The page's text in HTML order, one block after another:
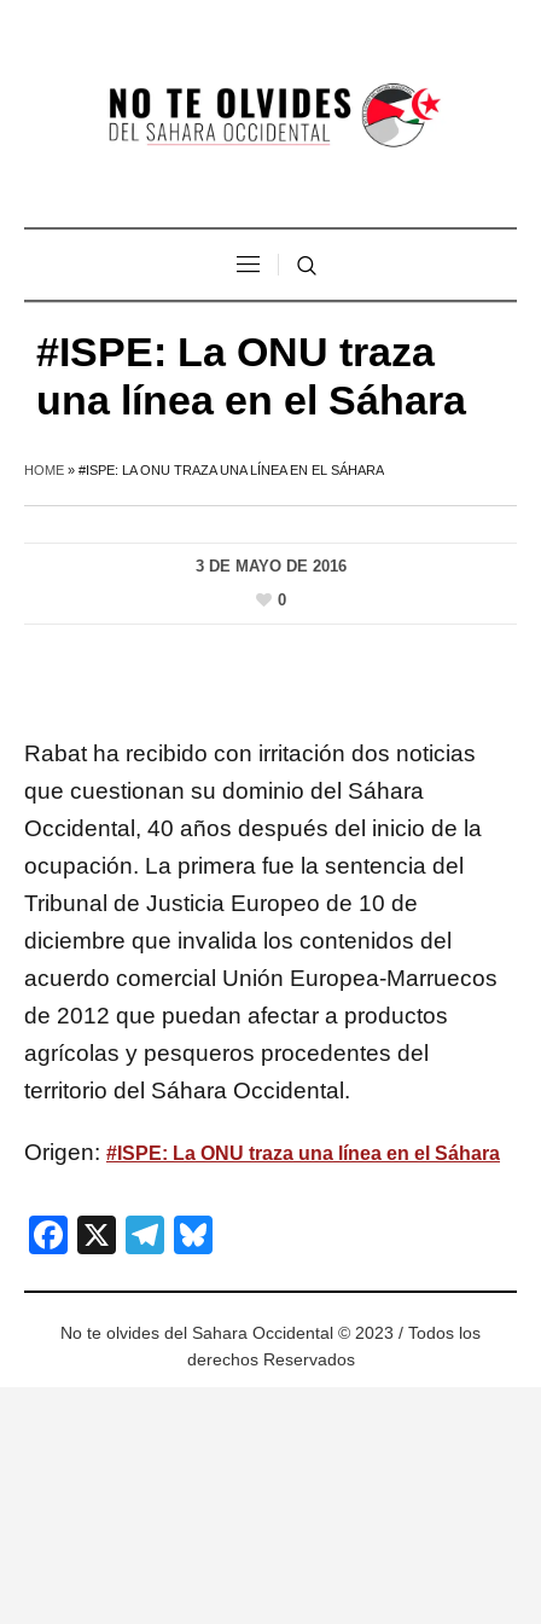
#ISPE: La ONU traza
una línea en el Sáhara
HOME » #ISPE: LA ONU TRAZA UNA LÍNEA EN EL SÁHARA
3 DE MAYO DE 2016
0
Rabat ha recibido con irritación dos noticias
que cuestionan su dominio del Sáhara
Occidental, 40 años después del inicio de la
ocupación. La primera fue la sentencia del
Tribunal de Justicia Europeo de 10 de
diciembre que invalida los contenidos del
acuerdo comercial Unión Europea-Marruecos
de 2012 que puedan afectar a productos
agrícolas y pesqueros procedentes del
territorio del Sáhara Occidental.
Origen: #ISPE: La ONU traza una línea en el Sáhara
Facebook
X Telegram
No te olvides del Sahara Occidental © 2023 / Todos los
derechos Reservados